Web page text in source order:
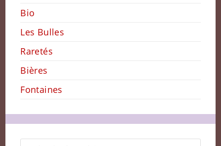
Bio
Les Bulles
Raretés
Bières
Fontaines